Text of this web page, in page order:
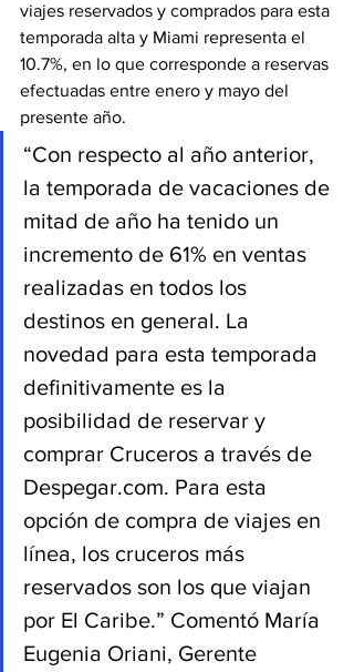
viajes reservados y comprados para esta
temporada alta y Miami representa el
10.7%, en lo que corresponde a reservas
efectuadas entre enero y mayo del
presente año.
“Con respecto al año anterior,
la temporada de vacaciones de
mitad de año ha tenido un
incremento de 61% en ventas
realizadas en todos los
destinos en general. La
novedad para esta temporada
definitivamente es la
posibilidad de reservar y
comprar Cruceros a través de
Despegar.com. Para esta
opción de compra de viajes en
línea, los cruceros más
reservados son los que viajan
por El Caribe.” Comentó María
Eugenia Oriani, Gerente